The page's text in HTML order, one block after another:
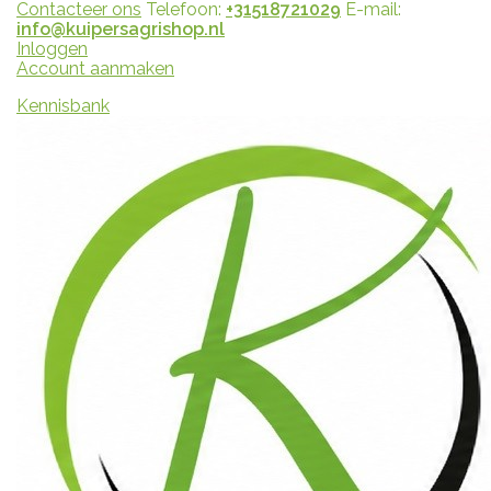
Contacteer ons Telefoon: +31518721029 E-mail:
info@kuipersagrishop.nl
Inloggen
Account aanmaken
Kennisbank